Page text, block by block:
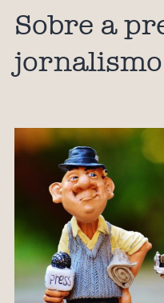
Sobre a
jornalismo